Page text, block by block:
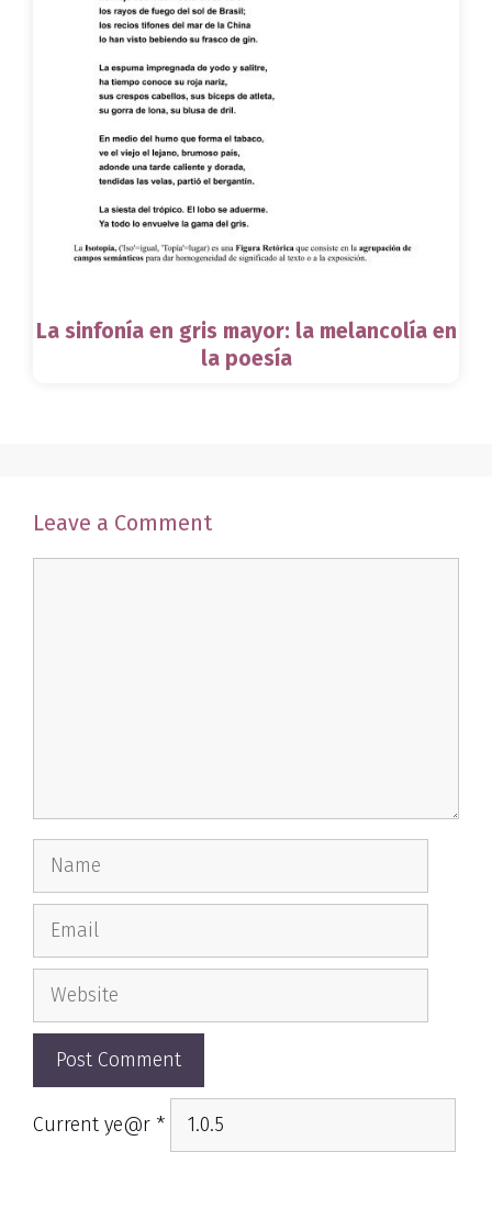
La sinfonía en gris mayor: la melancolía en
la poesía
Leave a Comment
Name
Email
Website
Current ye@r *